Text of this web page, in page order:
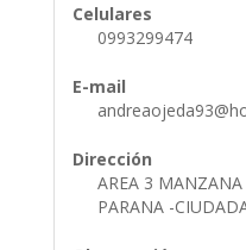
Celulares
0993299474
E-mail
Dirección
AREA 3
PARANA -